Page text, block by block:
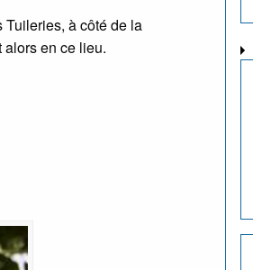
à côté de la
en ce lieu.